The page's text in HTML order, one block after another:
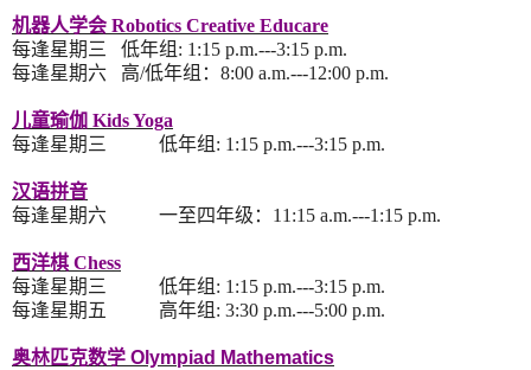
机器人学会 Robotics Creative Educare
每逢星期三 低年组 : 1:15 p.m.---3:15 p.m.
每逢星期六 高/低年组： 8:00 a.m.---12:00 p.m.
儿童瑜伽 Kids Yoga
每逢星期三 低年组 : 1:15 p.m.---3:15 p.m.
汉语拼音
每逢星期六 一至四年级：11 :15 a.m.---1:15 p.m.
西洋棋 Chess
每逢星期三 低年组 : 1:15 p.m.---3:15 p.m.
每逢星期五
高年组 : 3:30 p.m.---5:00 p.m.
奥林匹克数学 Olympiad Mathematics